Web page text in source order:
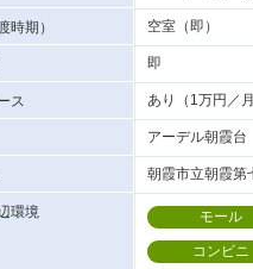
時期） 空室（即）
即
ス あり（1万円／月
アーデル朝霞台
朝霞市立朝霞第
環境 モール
コンビニ